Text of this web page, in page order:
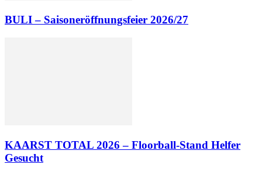
BULI – Saisoneröffnungsfeier 2026/27
KAARST TOTAL 2026 – Floorball-Stand Helfer
Gesucht